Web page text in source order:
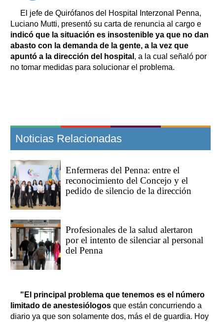
El jefe de Quirófanos del Hospital Interzonal Penna,
Luciano Mutti, presentó su carta de renuncia al cargo e
indicó que la situación es insostenible ya que no dan
abasto con la demanda de la gente, a la vez que
apuntó a la dirección del hospital , a la cual señaló por
no tomar medidas para solucionar el problema.
Noticias Relacionadas
Enfermeras del Penna: entre el
reconocimiento del Concejo y el
pedido de silencio de la dirección
Profesionales de la salud alertaron
por el intento de silenciar al personal
del Penna
"El principal problema que tenemos es el número
limitado de anestesiólogos que están concurriendo a
diario ya que son solamente dos, más el de guardia. Hoy